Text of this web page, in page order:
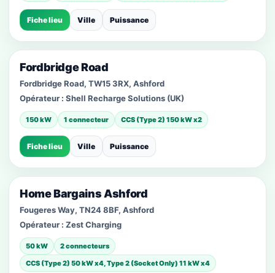
Fiche lieu Ville Puissance
Fordbridge Road
Fordbridge Road, TW15 3RX, Ashford
Opérateur : Shell Recharge Solutions (UK)
150 kW 1 connecteur CCS (Type 2) 150 kW x2
Fiche lieu Ville Puissance
Home Bargains Ashford
Fougeres Way, TN24 8BF, Ashford
Opérateur : Zest Charging
50 kW
2 connecteurs
CCS (Type 2) 50 kW x4, Type 2 (Socket Only) 11 kW x4